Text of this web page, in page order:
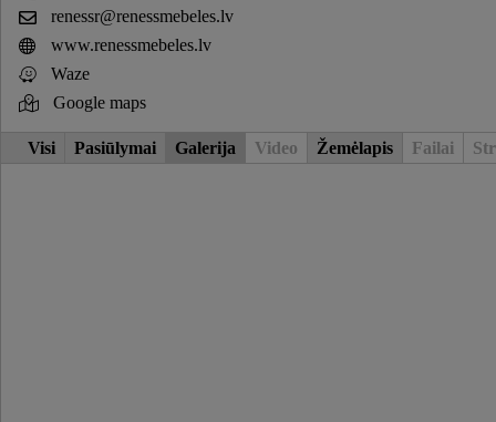
renessr@renessmebeles.lv
www.renessmebeles.lv
Waze
Google maps
Visi Pasiūlymai Galerija Video Žemėlapis Failai